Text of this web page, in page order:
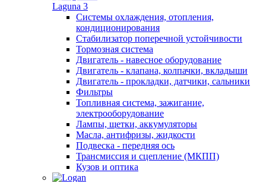
Laguna 3
Системы охлаждения, отопления,
кондиционирования
Стабилизатор поперечной устойчивости
Тормозная система
Двигатель - навесное оборудование
Двигатель - клапана, колпачки, вкладыши
Двигатель - прокладки, датчики, сальники
Фильтры
Топливная система, зажигание,
электрооборудование
Лампы, щетки, аккумуляторы
Масла, антифризы, жидкости
Подвеска - передняя ось
Трансмиссия и сцепление (МКПП)
Кузов и оптика